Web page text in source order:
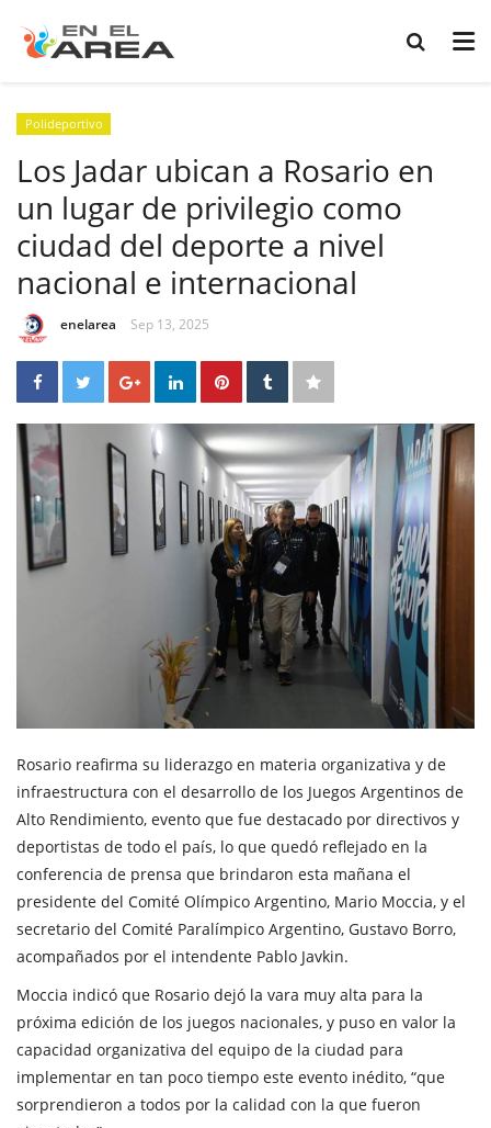
Polideportivo
Los Jadar ubican a Rosario en
un lugar de privilegio como
ciudad del deporte a nivel
nacional e internacional
enelarea Sep 13, 2025
Rosario reafirma su liderazgo en materia organizativa y de
infraestructura con el desarrollo de los Juegos Argentinos de
Alto Rendimiento, evento que fue destacado por directivos y
deportistas de todo el país, lo que quedó reflejado en la
conferencia de prensa que brindaron esta mañana el
presidente del Comité Olímpico Argentino, Mario Moccia, y el
secretario del Comité Paralímpico Argentino, Gustavo Borro,
acompañados por el intendente Pablo Javkin.
Moccia indicó que Rosario dejó la vara muy alta para la
próxima edición de los juegos nacionales, y puso en valor la
capacidad organizativa del equipo de la ciudad para
implementar en tan poco tiempo este evento inédito, “que
sorprendieron a todos por la calidad con la que fueron